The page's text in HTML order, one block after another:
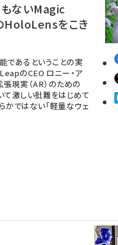
ないMagic
HoloLensをこき
であるということの実
のCEO ロニー・ア
現実（AR）のための
て激しい批難をはじめて
ではない「軽量なウェ